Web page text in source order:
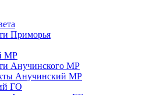
Приморья
МР
Анучинского МР
Анучинский МР
ГО